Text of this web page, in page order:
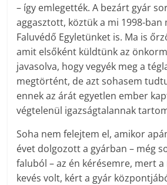
– így emlegették. A bezárt gyár
aggasztott, köztük a mi 1998-ban
Faluvédő Egyletünket is. Ma is
amit elsőként küldtünk az
javasolva, hogy vegyék meg a
megtörtént, de azt sohasem
ennek az árát egyetlen ember
végtelenül igazságtalannak
Soha nem felejtem el, amikor
évet dolgozott a gyárban – még
faluból – az én kérésemre, mert
kevés volt, kért a gyár